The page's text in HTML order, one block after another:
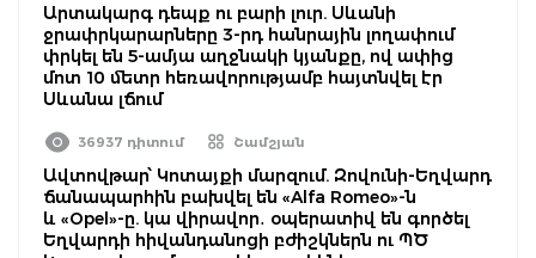
Արտակարգ դեպք ու բարի լուր. Սևանի
ջրափրկարարները 3-րդ հանրային լողափում
փրկել են 5-ամյա աղջնակի կյանքը, ով ափից
մոտ 10 մետր հեռավորությամբ հայտնվել էր
Սևանա լճում
36937 դիտում Շամշյան
Ավտովթար՝ Կոտայքի մարզում. Զովունի-Եղվարդ
ճանապարհին բախվել են «Alfa Romeo»-ն
և «Opel»-ը. կա վիրավոր․ օպերատիվ են գործել
Եղվարդի հիվանդանոցի բժիշկներն ու ՊԾ